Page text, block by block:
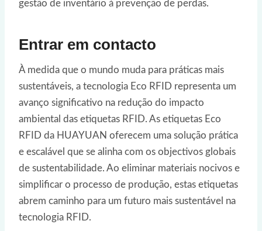
gestão de inventário à prevenção de perdas.
Entrar em contacto
À medida que o mundo muda para práticas mais
sustentáveis, a tecnologia Eco RFID representa um
avanço significativo na redução do impacto
ambiental das etiquetas RFID. As etiquetas Eco
RFID da HUAYUAN oferecem uma solução prática
e escalável que se alinha com os objectivos globais
de sustentabilidade. Ao eliminar materiais nocivos e
simplificar o processo de produção, estas etiquetas
abrem caminho para um futuro mais sustentável na
tecnologia RFID.